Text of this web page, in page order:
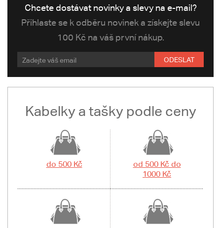
Chcete dostávat novinky a slevy na e-mail?
Přihlaste se k odběru novinek a získejte slevu
100 Kč na váš první nákup.
ODESLAT
Kabelky a tašky podle ceny
do 500 Kč
od 500 Kč do
1000 Kč